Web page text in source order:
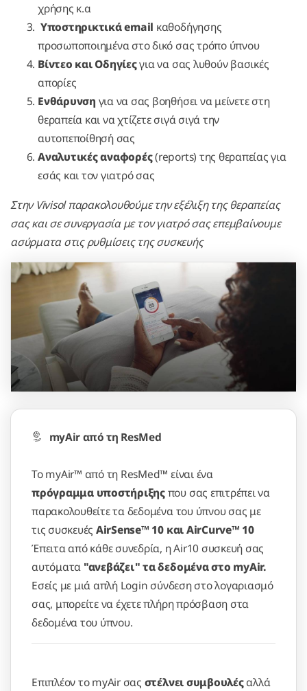
χρήσης κ.α
Υποστηρικτικά email καθοδήγησης
προσωποποιημένα στο δικό σας τρόπο ύπνου
Βίντεο και Οδηγίεςγια να σας λυθούν βασικές
απορίες
Ενθάρυνση για να σας βοηθήσει να μείνετε στη
θεραπεία και να χτίζετε σιγά σιγά την
αυτοπεποίθησή σας
Αναλυτικές αναφορές(reports) της θεραπείας για
εσάς και τον γιατρό σας
Στην Vivisol παρακολουθούμε την εξέλιξη της θεραπείας
σας και σε συνεργασία με τον γιατρό σας επεμβαίνουμε
ασύρματα στις ρυθμίσεις της συσκευής
myAir από τη ResMed
To myAir™ από τη ResMed™ είναι ένα
πρόγραμμα υποστήριξηςπου σας επιτρέπει να
παρακολουθείτε τα δεδομένα του ύπνου σας με
τις συσκευές AirSense™ 10 και AirCurve™ 10
Έπειτα από κάθε συνεδρία, η Air10 συσκευή σας
αυτόματα "ανεβάζει" τα δεδομένα στο myAir.
Εσείς με μιά απλή Login σύνδεση στο λογαριασμό
σας, μπορείτε να έχετε πλήρη πρόσβαση στα
δεδομένα του ύπνου.
Επιπλέον το myAir σας στέλνει συμβουλέςαλλά